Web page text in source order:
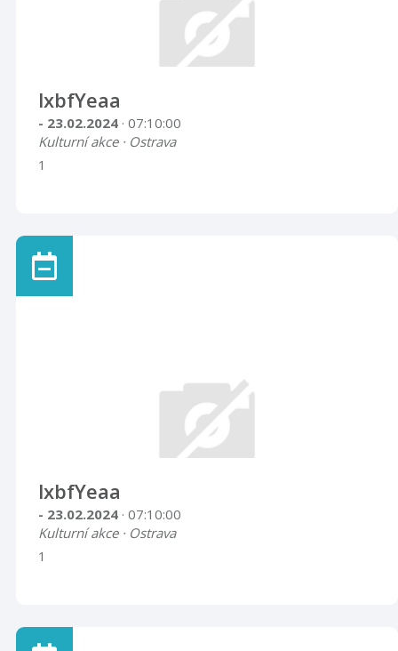
lxbfYeaa
- 23.02.2024 · 07:10:00
Kulturní akce · Ostrava
1
lxbfYeaa
- 23.02.2024 · 07:10:00
Kulturní akce · Ostrava
1